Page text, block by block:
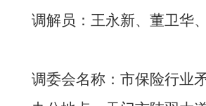
调解员：王永新、董卫华
调委会名称： 市保险行业